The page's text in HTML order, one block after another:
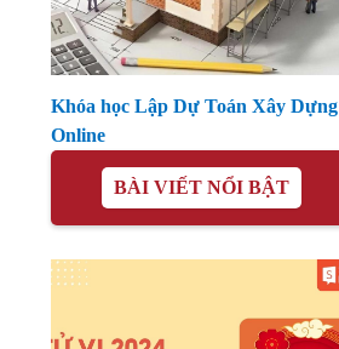
Khóa học Lập Dự Toán Xây Dựng
Online
BÀI VIẾT NỔI BẬT